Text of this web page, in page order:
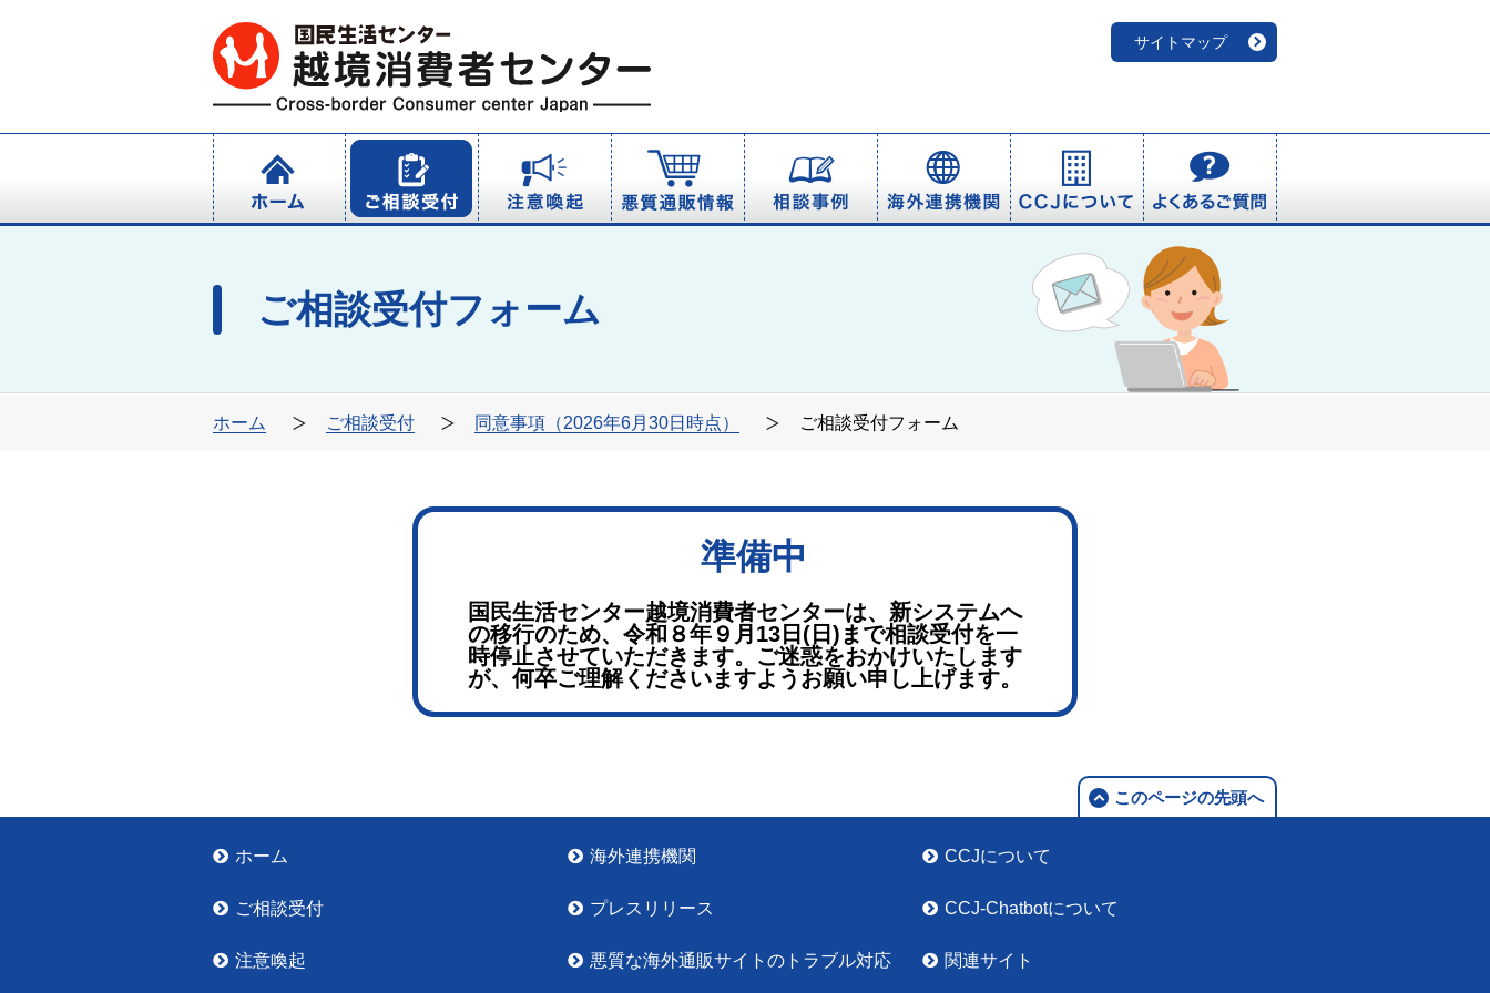
サイトマップ
ご相談受付フォーム
ホーム ご相談受付 同意事項（2026年6月30日時点） ご相談受付フォーム
準備中
国民生活センター越境消費者センターは、新システムへ
の移行のため、令和８年９月13日(日)まで相談受付を一
時停止させていただきます。ご迷惑をおかけいたします
が、何卒ご理解くださいますようお願い申し上げます。
このページの先頭へ
ホーム
ご相談受付
注意喚起
海外連携機関
プレスリリース
悪質な海外通販サイトのトラブル対応
CCJについて
CCJ-Chatbotについて
関連サイト